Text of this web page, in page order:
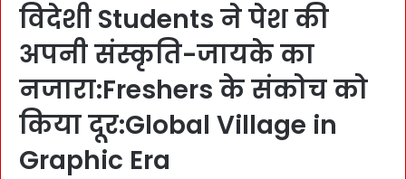
विदेशी Students ने पेश की
अपनी संस्कृति-जायके का
नजारा:Freshers के संकोच को
किया दूर:Global Village in
Graphic Era